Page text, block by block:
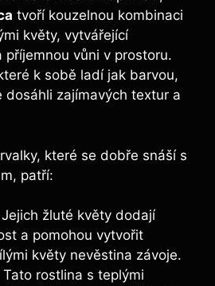
tvoří kouzelnou kombinaci
květy, vytvářející
příjemnou vůni v prostoru.
k sobě ladí jak barvou,
dosáhli zajímavých textur a
které se dobře snáší s
patří:
Jejich žluté květy dodají
a pomohou vytvořit
květy nevěstina závoje.
Tato rostlina s teplými